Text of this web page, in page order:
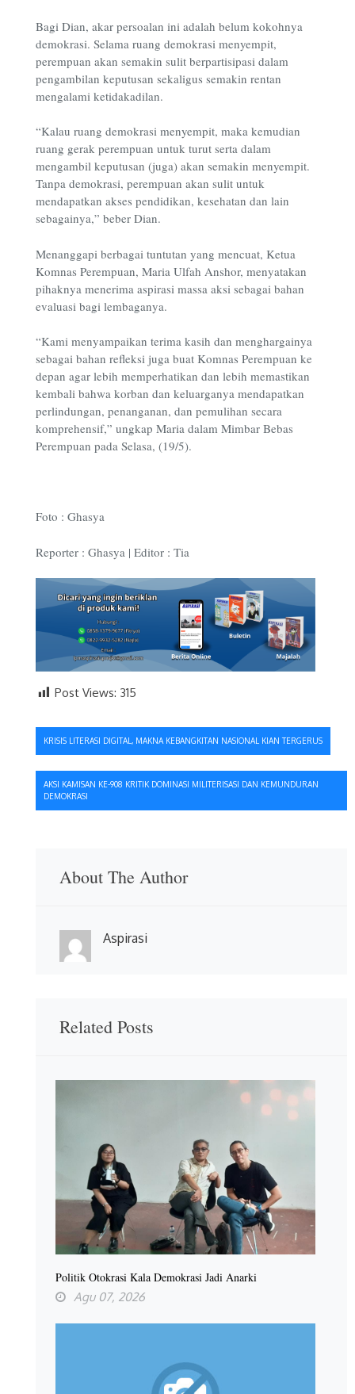
Bagi Dian, akar persoalan ini adalah belum kokohnya
demokrasi. Selama ruang demokrasi menyempit,
perempuan akan semakin sulit berpartisipasi dalam
pengambilan keputusan sekaligus semakin rentan
mengalami ketidakadilan.
“Kalau ruang demokrasi menyempit, maka kemudian
ruang gerak perempuan untuk turut serta dalam
mengambil keputusan (juga) akan semakin menyempit.
Tanpa demokrasi, perempuan akan sulit untuk
mendapatkan akses pendidikan, kesehatan dan lain
sebagainya,” beber Dian.
Menanggapi berbagai tuntutan yang mencuat, Ketua
Komnas Perempuan, Maria Ulfah Anshor, menyatakan
pihaknya menerima aspirasi massa aksi sebagai bahan
evaluasi bagi lembaganya.
“Kami menyampaikan terima kasih dan menghargainya
sebagai bahan refleksi juga buat Komnas Perempuan ke
depan agar lebih memperhatikan dan lebih memastikan
kembali bahwa korban dan keluarganya mendapatkan
perlindungan, penanganan, dan pemulihan secara
komprehensif,” ungkap Maria dalam Mimbar Bebas
Perempuan pada Selasa, (19/5).
Foto : Ghasya
Reporter : Ghasya | Editor : Tia
Post Views: 315
Navigasi
pos
KRISIS LITERASI DIGITAL, MAKNA KEBANGKITAN NASIONAL KIAN TERGERUS
AKSI KAMISAN KE-908 KRITIK DOMINASI MILITERISASI DAN KEMUNDURAN
DEMOKRASI
About The Author
Aspirasi
Related Posts
Politik Otokrasi Kala Demokrasi Jadi Anarki
Agu 07, 2026